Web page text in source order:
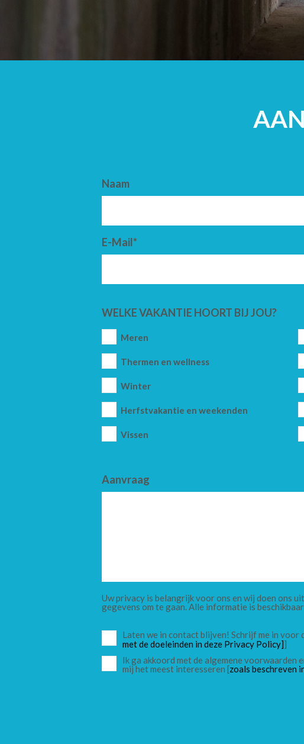
Naam
E-Mail*
WELKE VAKANTIE HOORT BIJ JOU?
Meren
Thermen en wellness
Winter
Herfstvakantie en weekenden
Vissen
Aanvraag
Uw privacy is belangrijk voor ons en wij doen ons
gegevens om te gaan. Alle informatie is
Laten we in contact blijven! Schrijf me in
met de doeleinden in deze Privacy Policy]]
Ik ga akkoord met de algemene voorwaarden
mij het meest interesseren [zoals beschreven